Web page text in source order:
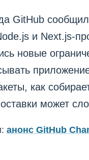
GitHub
и Next.js-
новые
как
может
анонс GitHub